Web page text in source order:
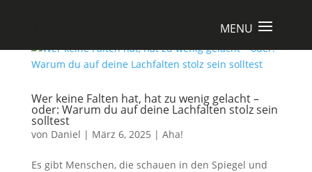
Wer keine Falten hat, hat zu wenig gelacht –
oder: Warum du auf deine Lachfalten stolz sein
solltest
von Daniel | März 6, 2025 | Aha!
Es gibt Menschen, die schauen in den Spiegel und